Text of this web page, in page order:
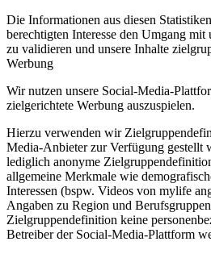
Die Informationen aus diesen
berechtigten Interesse den Umgang mit
zu validieren und unsere Inhalte
Werbung
Wir nutzen unsere Social-Media-
zielgerichtete Werbung auszuspielen.
Hierzu verwenden wir
Media-Anbieter zur Verfügung gestellt
lediglich anonyme
allgemeine Merkmale wie
Interessen (bspw. Videos von mylife
Angaben zu Region und
Zielgruppendefinition keine
Betreiber der Social-Media-Plattform